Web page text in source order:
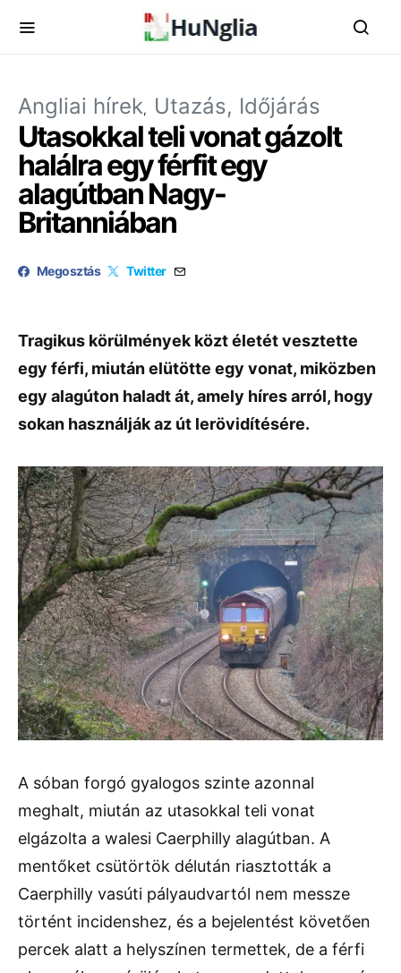
Angliai hírek Utazás, Időjárás
Utasokkal teli vonat gázolt
halálra egy férfit egy
alagútban Nagy-
Britanniában
Megosztás Twitter
Tragikus körülmények közt életét vesztette
egy férfi, miután elütötte egy vonat, miközben
egy alagúton haladt át, amely híres arról, hogy
sokan használják az út lerövidítésére.
A sóban forgó gyalogos szinte azonnal
meghalt, miután az utasokkal teli vonat
elgázolta a walesi Caerphilly alagútban. A
mentőket csütörtök délután riasztották a
Caerphilly vasúti pályaudvartól nem messze
történt incidenshez, és a bejelentést követően
percek alatt a helyszínen termettek, de a férfi